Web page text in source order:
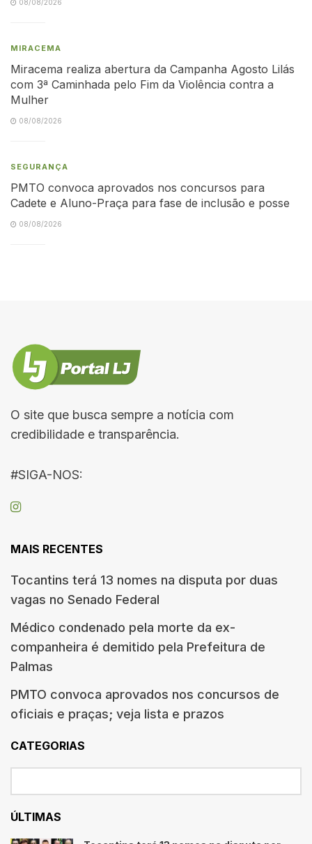
08/08/2026
MIRACEMA
Miracema realiza abertura da Campanha Agosto Lilás
com 3ª Caminhada pelo Fim da Violência contra a
Mulher
08/08/2026
SEGURANÇA
PMTO convoca aprovados nos concursos para
Cadete e Aluno-Praça para fase de inclusão e posse
08/08/2026
O site que busca sempre a notícia com
credibilidade e transparência.
#SIGA-NOS:
MAIS RECENTES
Tocantins terá 13 nomes na disputa por duas
vagas no Senado Federal
Médico condenado pela morte da ex-
companheira é demitido pela Prefeitura de
Palmas
PMTO convoca aprovados nos concursos de
oficiais e praças; veja lista e prazos
CATEGORIAS
ÚLTIMAS